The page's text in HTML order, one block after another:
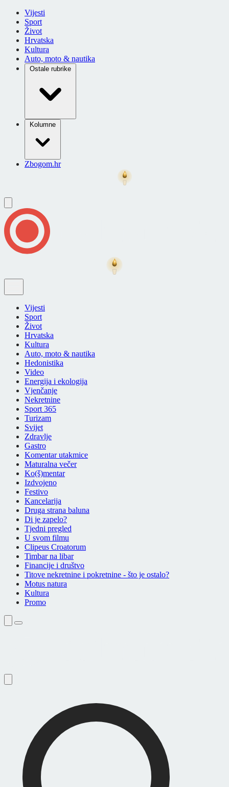
Vijesti
Sport
Život
Hrvatska
Kultura
Auto, moto & nautika
Ostale rubrike
Kolumne
Zbogom.hr
Vijesti
Sport
Život
Hrvatska
Kultura
Auto, moto & nautika
Hedonistika
Video
Energija i ekologija
Vjenčanje
Nekretnine
Sport 365
Turizam
Svijet
Zdravlje
Gastro
Komentar utakmice
Maturalna večer
Ko(š)mentar
Izdvojeno
Festivo
Kancelarija
Druga strana baluna
Di je zapelo?
Tjedni pregled
U svom filmu
Clipeus Croatorum
Timbar na libar
Financije i društvo
Titove nekretnine i pokretnine - što je ostalo?
Motus natura
Kultura
Promo